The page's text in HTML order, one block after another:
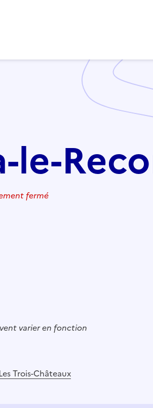
le-
fermé
varier en fonction
Trois-Châteaux